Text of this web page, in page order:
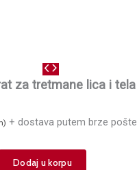
za tretmane lica i tela
+ dostava putem brze pošte
Dodaj u korpu